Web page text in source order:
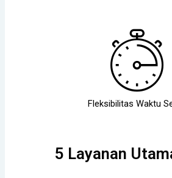
Fleksibilitas Waktu
5 Layanan